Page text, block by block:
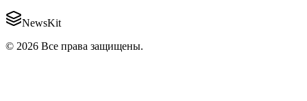
NewsKit
© 2026 Все права защищены.